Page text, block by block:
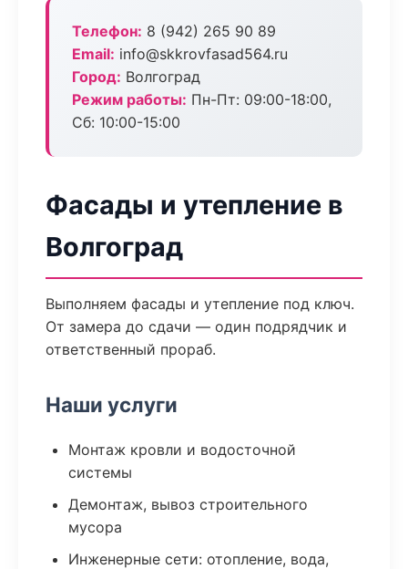
Телефон: 8 (942) 265 90 89
Email: info@skkrovfasad564.ru
Город: Волгоград
Режим работы: Пн-Пт: 09:00-18:00,
Сб: 10:00-15:00
Фасады и утепление в
Волгоград
Выполняем фасады и утепление под ключ.
От замера до сдачи — один подрядчик и
ответственный прораб.
Наши услуги
Монтаж кровли и водосточной
системы
Демонтаж, вывоз строительного
мусора
Инженерные сети: отопление, вода,